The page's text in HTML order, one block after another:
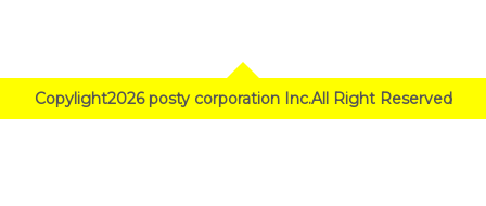
Copylight2026 posty corporation Inc.All Right Reserved